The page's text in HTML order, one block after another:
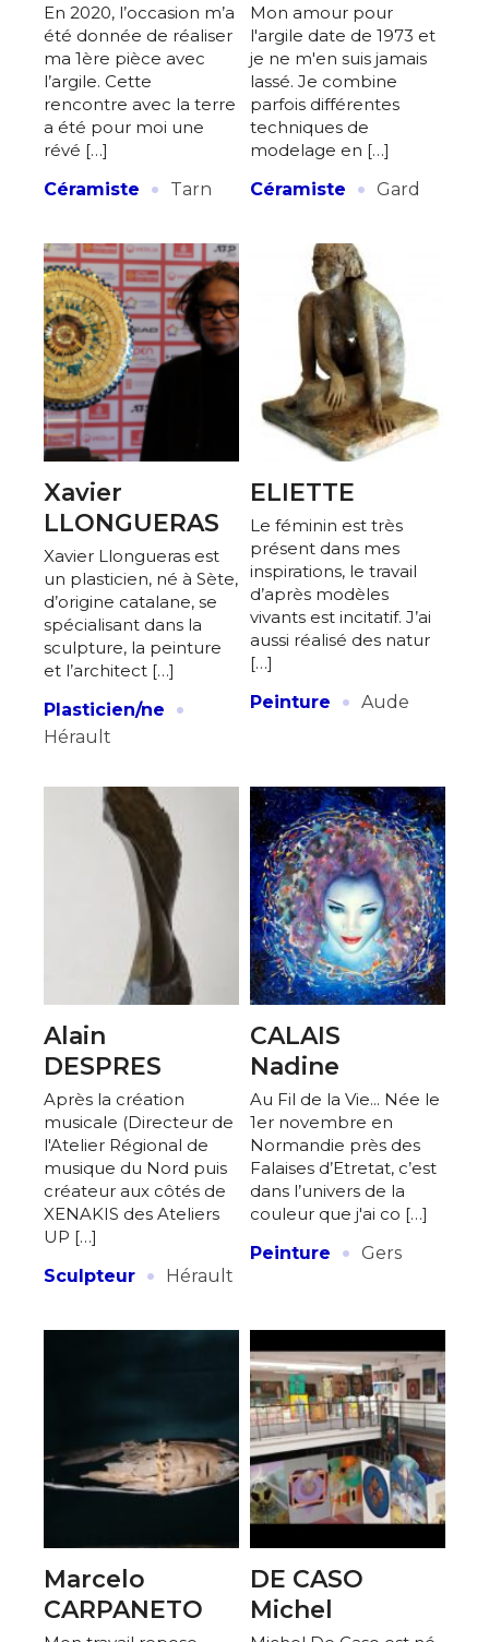
Adresse email*
Prénom
Statut / Organisation
J'accepte les termes et conditions
* Champ obligatoire
Adresse email*
Prénom
termes et conditions
* Champ obligatoire
En 2020, l’occasion m’a
été donnée de réaliser
ma 1ère pièce avec
l’argile. Cette
rencontre avec la terre
a été pour moi une
révé […]
Céramiste
· Tarn
Mon amour pour
l'argile date de 1973 et
je ne m'en suis jamais
lassé. Je combine
parfois différentes
techniques de
modelage en […]
Céramiste
· Gard
Xavier
LLONGUERAS
Xavier Llongueras est
un plasticien, né à Sète,
d’origine catalane, se
spécialisant dans la
sculpture, la peinture
et l’architect […]
Plasticien/ne
·
Hérault
ELIETTE
Le féminin est très
présent dans mes
inspirations, le travail
d’après modèles
vivants est incitatif. J’ai
aussi réalisé des natur
[…]
Peinture
· Aude
Alain
DESPRES
Après la création
musicale (Directeur de
l'Atelier Régional de
musique du Nord puis
créateur aux côtés de
XENAKIS des Ateliers
UP […]
Sculpteur · Hérault
CALAIS
Nadine
Au Fil de la Vie... Née le
1er novembre en
Normandie près des
Falaises d’Etretat, c’est
dans l’univers de la
couleur que j'ai co […]
Peinture
· Gers
Marcelo
CARPANETO
DE CASO
Michel